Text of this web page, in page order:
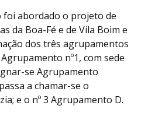
abordado o projeto de
da Boa-Fé e de Vila Boim e
dos três agrupamentos
nº1, com sede
se Agrupamento
a chamar-se o
e o nº 3 Agrupamento D.